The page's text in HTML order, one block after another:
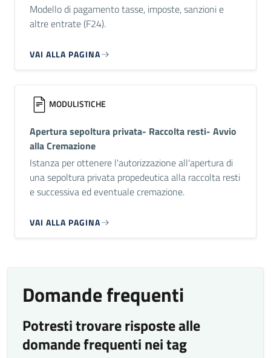
Modello di pagamento tasse, imposte, sanzioni e
altre entrate (F24).
VAI ALLA PAGINA
MODULISTICHE
Apertura sepoltura privata- Raccolta resti- Avvio
alla Cremazione
Istanza per ottenere l'autorizzazione all'apertura di
una sepoltura privata propedeutica alla raccolta resti
e successiva ed eventuale cremazione.
VAI ALLA PAGINA
Domande frequenti
Potresti trovare risposte alle
domande frequenti nei tag